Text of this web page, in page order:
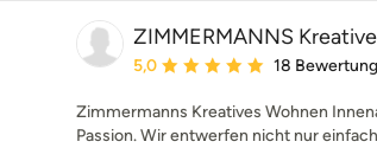
ZIMMERMANNS
Durchschnittliche Bewertung: 5
5,0 18
Zimmermanns Kreatives Wohnen
Passion. Wir entwerfen nicht nur